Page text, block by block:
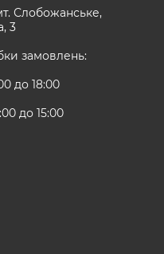
Слобожанське,
3
замовлень:
до 18:00
до 15:00